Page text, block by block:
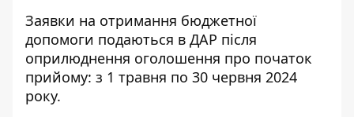
Заявки на отримання бюджетної
допомоги подаються в ДАР після
оприлюднення оголошення про початок
прийому: з 1 травня по 30 червня 2024
року.